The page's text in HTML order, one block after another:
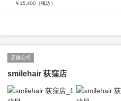
￥ 15,400 （税込）
店舗公式
smilehair 荻窪店